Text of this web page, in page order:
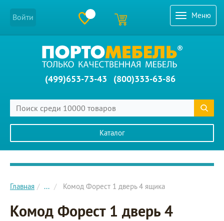
Меню
Войти
(499)653-73-43 (800)333-63-86
Каталог
Главное меню сайта
Главная ... Комод Форест 1 дверь 4 ящика
Комод Форест 1 дверь 4